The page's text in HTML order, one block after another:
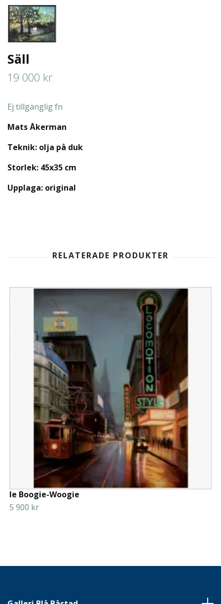
Säll
19 000 kr
Ej tillgänglig fn
Mats Åkerman
Teknik: olja på duk
Storlek: 45x35 cm
Upplaga: original
le Boogie-Woogie
5 900 kr